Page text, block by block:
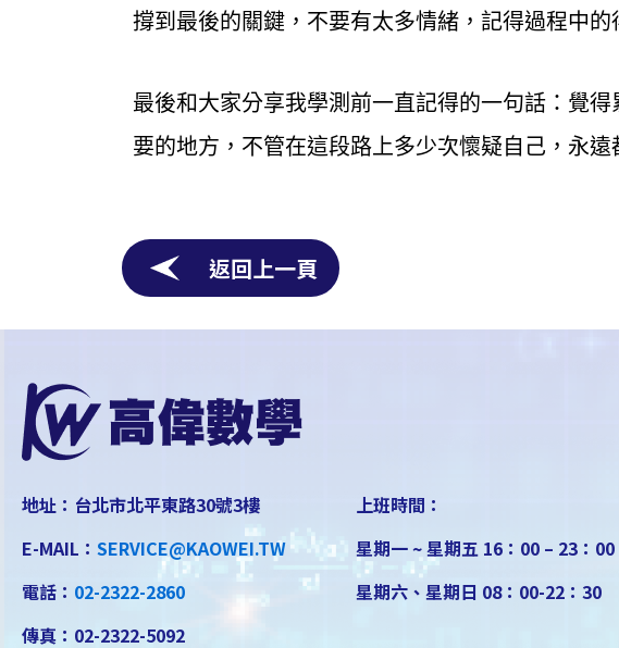
撐到最後的關鍵，不要有太多情緒，記得過程中
最後和大家分享我學測前一直記得的一句話：覺
要的地方，不管在這段路上多少次懷疑自己，永
返回上一頁
地址：台北市北平東路30號3樓
E-MAIL： SERVICE@KAOWEI.TW
電話： 02-2322-2860
傳真：02-2322-5092
上班時間：
星期一 ~ 星期五 16：00 – 23：00
星期六、星期日 08：00-22：30